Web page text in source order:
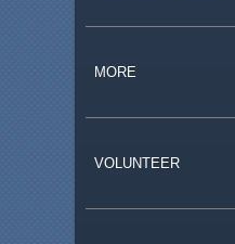
MORE
VOLUNTEER